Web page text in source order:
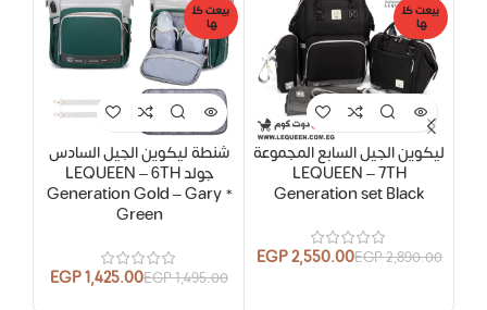
بيعت كل
ها
ليكوين الجيل السابع المجموعة
LEQUEEN – 7TH
Generation set Black
2,890.00
EGP
2,550.00
EGP
بيعت كل
ها
شنطة ليكوين الجيل السادس
جولد LEQUEEN – 6TH
Generation Gold – Gary *
Green
1,495.00
EGP
1,425.00
EGP